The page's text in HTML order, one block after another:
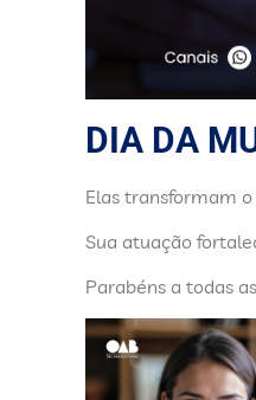
DIA DA
Elas transformam
Sua atuação
Parabéns a todas